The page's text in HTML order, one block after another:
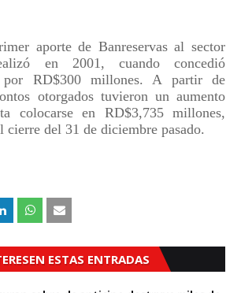
aporte de Banreservas al sector
en 2001, cuando concedió
por RD$300 millones. A partir de
otorgados tuvieron un aumento
colocarse en RD$3,735 millones,
cierre del 31 de diciembre pasado.
ESTAS ENTRADAS